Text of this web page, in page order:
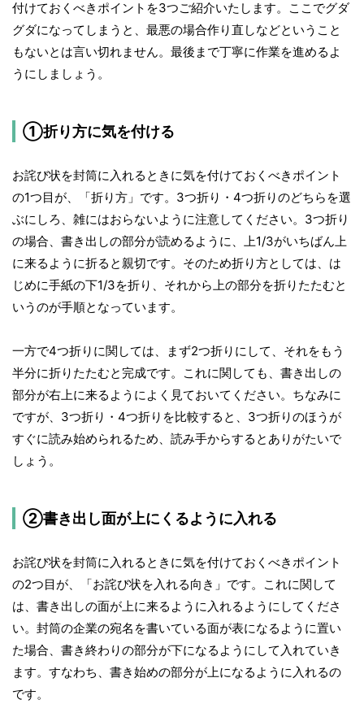
付けておくべきポイントを3つご紹介いたします。ここでグダ
グダになってしまうと、最悪の場合作り直しなどということ
もないとは言い切れません。最後まで丁寧に作業を進めるよ
うにしましょう。
①折り方に気を付ける
お詫び状を封筒に入れるときに気を付けておくべきポイント
の1つ目が、「折り方」です。3つ折り・4つ折りのどちらを選
ぶにしろ、雑にはおらないように注意してください。3つ折り
の場合、書き出しの部分が読めるように、上1/3がいちばん上
に来るように折ると親切です。そのため折り方としては、は
じめに手紙の下1/3を折り、それから上の部分を折りたたむと
いうのが手順となっています。
一方で4つ折りに関しては、まず2つ折りにして、それをもう
半分に折りたたむと完成です。これに関しても、書き出しの
部分が右上に来るようによく見ておいてください。ちなみに
ですが、3つ折り・4つ折りを比較すると、3つ折りのほうが
すぐに読み始められるため、読み手からするとありがたいで
しょう。
②書き出し面が上にくるように入れる
お詫び状を封筒に入れるときに気を付けておくべきポイント
の2つ目が、「お詫び状を入れる向き」です。これに関して
は、書き出しの面が上に来るように入れるようにしてくださ
い。封筒の企業の宛名を書いている面が表になるように置い
た場合、書き終わりの部分が下になるようにして入れていき
ます。すなわち、書き始めの部分が上になるように入れるの
です。